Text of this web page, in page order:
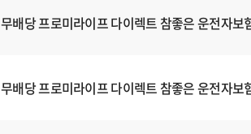
무배당 프로미라이프 다이렉트 참좋은 운전자보
무배당 프로미라이프 다이렉트 참좋은 운전자보